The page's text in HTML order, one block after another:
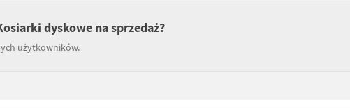
dyskowe na sprzedaż?
użytkowników.